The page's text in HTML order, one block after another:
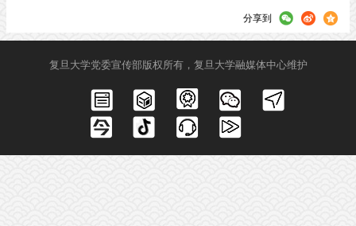
分享到
复旦大学党委宣传部版权所有，复旦大学融媒体中心维护